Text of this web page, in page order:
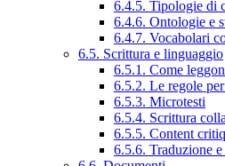
6.4.5. Tipologie di
6.4.6. Ontologie e
6.4.7. Vocabolari
6.5. Scrittura e linguaggio
6.5.1. Come
6.5.2. Le regole
6.5.3. Microtesti
6.5.4. Scrittura
6.5.5. Content
6.5.6. Traduzione